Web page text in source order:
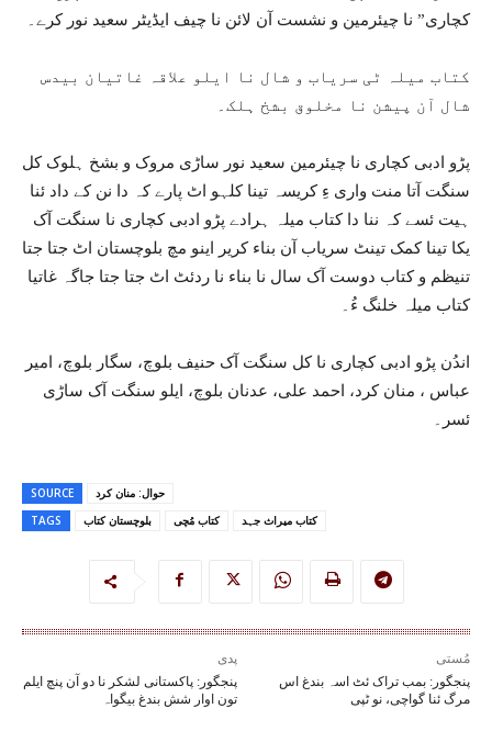
کچاری” نا چیئرمین و نشست آن لائن نا چیف ایڈیٹر سعید نور کرے۔
کتاب میلہ ٹی سریاب و شال نا ایلو علاقہ غاتیان بیدس
شال آن پیشن نا مخلوق بشخ ہلک۔
پڑو ادبی کچاری نا چیئرمین سعید نور ساڑی مروک و بشخ ہلوک کل
سنگت آتا منت واری ءِ کریسہ تینا کلہو اٹ پارے کہ دا نن کے داد ئنا
ہیت ئسے کہ ننا دا کتاب میلہ ہرادے پڑو ادبی کچاری نا سنگت آک
یکا تینا کمک تینٹ سریاب آن بناء کریر اینو مچ بلوچستان اٹ جتا جتا
تنیظم و کتاب دوست آک سال نا بناء نا ردئٹ اٹ جتا جتا جاگہ غاتیا
کتاب میلہ خلنگ ءُ۔
اندُن پڑو ادبی کچاری نا کل سنگت آک حنیف بلوچ، سگار بلوچ، امیر
عباس ، منان کرد، احمد علی، عدنان بلوچ، ایلو سنگت آک ساڑی
ئسر۔
SOURCE
حوال: منان کرد
TAGS
بلوچستان کتاب کتاب مُچی کتاب میراث جہد
پدی
پنجگور: پاکستانی لشکر نا دو آن پنچ ایلم
تون اوار شش بندغ بیگواہ
مُستی
پنجگور: بمب تراک ئٹ اسہ بندغ اس
مرگ ئنا گواچی، نو ٹپی